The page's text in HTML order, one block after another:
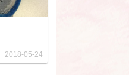
2018-05-24